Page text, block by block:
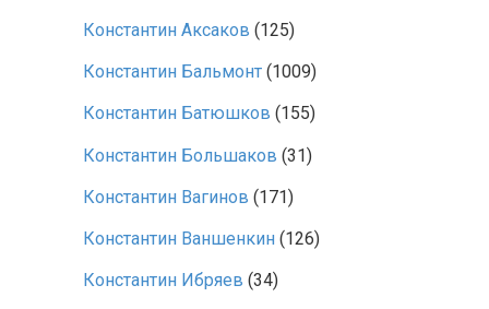
Константин Аксаков (125)
Константин Бальмонт (1009)
Константин Батюшков (155)
Константин Большаков (31)
Константин Вагинов (171)
Константин Ваншенкин (126)
Константин Ибряев (34)